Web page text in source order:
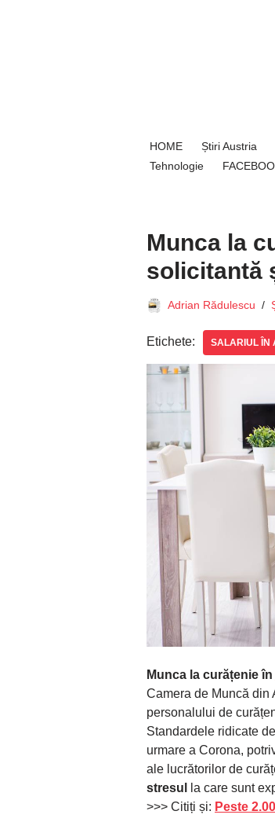
HOME Știri Austria
Tehnologie
Munca la
solicitantă
Adrian Rădulescu
Etichete: SALARIUL ÎN
Munca la curățenie în
Camera de Muncă din
personalului de
Standardele ridicate
urmare a Corona,
ale lucrătorilor de
stresul
la care sunt
>>> Citiți și: Peste